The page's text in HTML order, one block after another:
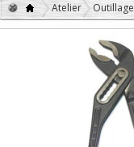
Atelier